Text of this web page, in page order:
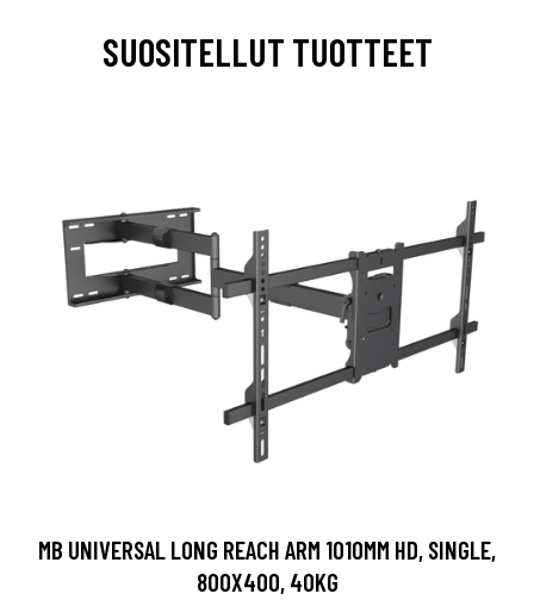
SUOSITELLUT TUOTTEET
MB UNIVERSAL LONG REACH ARM 1010MM HD, SINGLE,
800X400, 40KG